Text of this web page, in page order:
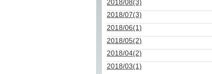
2018/08(3)
2018/07(3)
2018/06(1)
2018/05(2)
2018/04(2)
2018/03(1)